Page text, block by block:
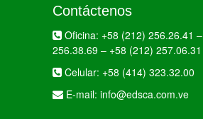
Contáctenos
Oficina: +58 (212) 256.26.41 –
256.38.69 – +58 (212) 257.06.31
Celular: +58 (414) 323.32.00
E-mail: info@edsca.com.ve